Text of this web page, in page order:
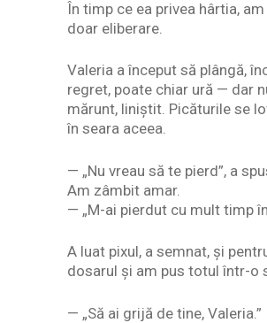
În timp ce ea privea hârtia,
doar eliberare.
Valeria a început să plângă,
regret, poate chiar ură — dar
mărunt, liniștit. Picăturile se
în seara aceea.
— „Nu vreau să te pierd”, a
Am zâmbit amar.
— „M-ai pierdut cu mult timp
A luat pixul, a semnat, și
dosarul și am pus totul într-o
— „Să ai grijă de tine, Valeria.”